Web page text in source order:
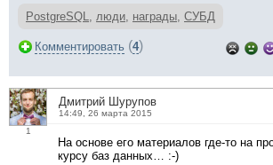
PostgreSQL, люди, награды, СУБД
Комментировать (4)
1
Дмитрий Шурупов
14:49, 26 марта 2015
На основе его материалов где-то на
курсу баз данных… :-)